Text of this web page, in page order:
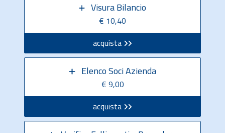
Visura Bilancio
€ 10,40
acquista
Elenco Soci Azienda
€ 9,00
acquista